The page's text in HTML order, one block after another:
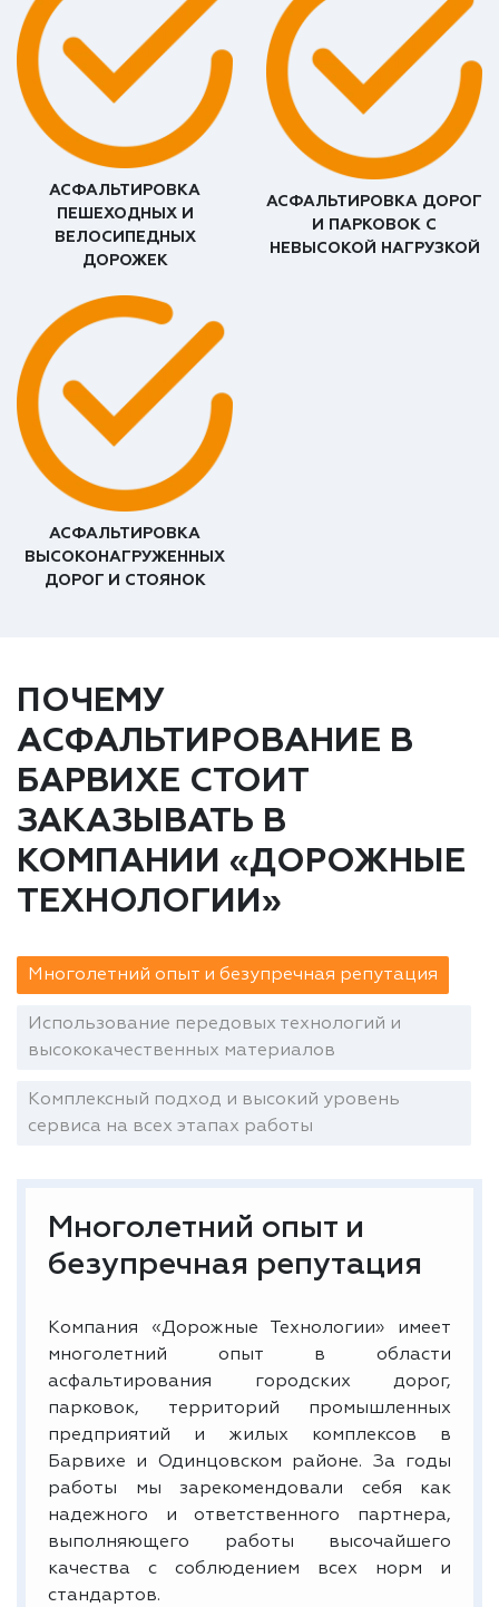
АСФАЛЬТИРОВКА
ПЕШЕХОДНЫХ И
ВЕЛОСИПЕДНЫХ
ДОРОЖЕК
АСФАЛЬТИРОВКА ДОРОГ
И ПАРКОВОК С
НЕВЫСОКОЙ НАГРУЗКОЙ
АСФАЛЬТИРОВКА
ВЫСОКОНАГРУЖЕННЫХ
ДОРОГ И СТОЯНОК
ПОЧЕМУ
АСФАЛЬТИРОВАНИЕ В
БАРВИХЕ СТОИТ
ЗАКАЗЫВАТЬ В
КОМПАНИИ «ДОРОЖНЫЕ
ТЕХНОЛОГИИ»
Многолетний опыт и безупречная репутация
Использование передовых технологий и
высококачественных материалов
Комплексный подход и высокий уровень
сервиса на всех этапах работы
Многолетний опыт и
безупречная репутация
Компания «Дорожные Технологии» имеет
многолетний опыт в области
асфальтирования городских дорог,
парковок, территорий промышленных
предприятий и жилых комплексов в
Барвихе и Одинцовском районе. За годы
работы мы зарекомендовали себя как
надежного и ответственного партнера,
выполняющего работы высочайшего
качества с соблюдением всех норм и
стандартов.